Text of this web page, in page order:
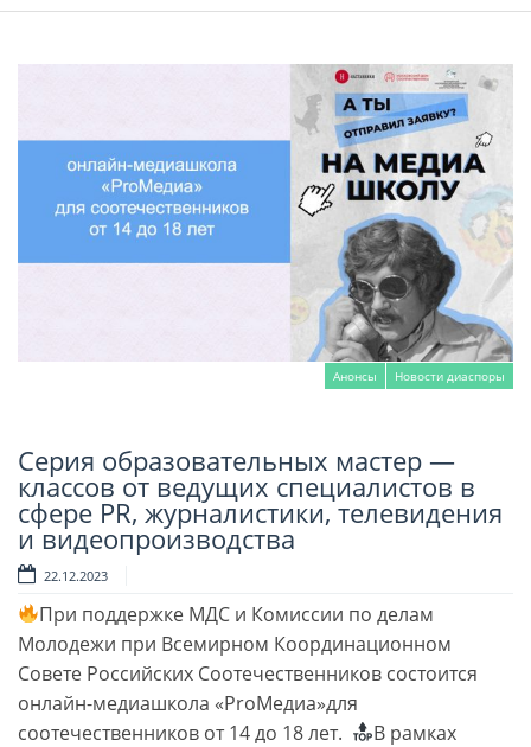
Анонсы Новости диаспоры
Читать далее
Серия образовательных мастер —
классов от ведущих специалистов в
сфере PR, журналистики, телевидения
и видеопроизводства
22.12.2023
При поддержке МДС и Комиссии по делам
Молодежи при Всемирном Координационном
Совете Российских Соотечественников состоится
онлайн-медиашкола «ProМедиа»для
соотечественников от 14 до 18 лет.
В рамках